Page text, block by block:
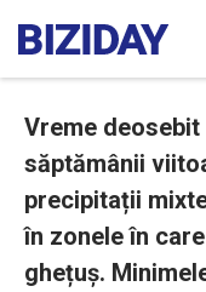
Vreme
săptămânii
precipitații
în zonele în
ghețuș.